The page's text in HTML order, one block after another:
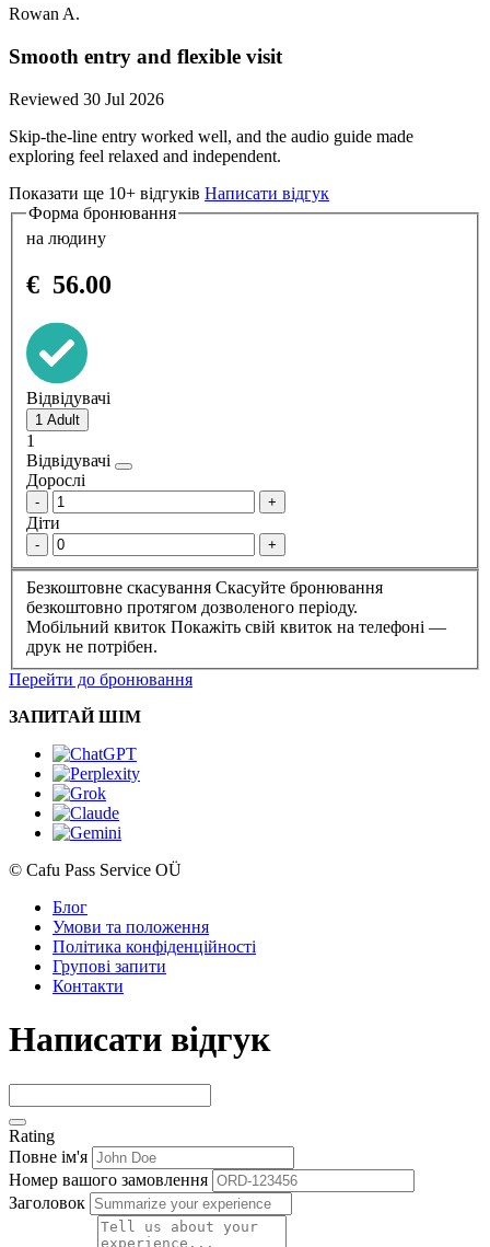
Rowan A.
Smooth entry and flexible visit
Reviewed 30 Jul 2026
Skip-the-line entry worked well, and the audio guide made
exploring feel relaxed and independent.
Показати ще 10+ відгуків Написати відгук
Форма бронювання
на людину
€ 56.00
Відвідувачі
1
Відвідувачі
Дорослі
- +
Діти
- +
Безкоштовне скасування Скасуйте бронювання
безкоштовно протягом дозволеного періоду.
Мобільний квиток Покажіть свій квиток на телефоні —
друк не потрібен.
Перейти до бронювання
ЗАПИТАЙ ШІМ
© Cafu Pass Service OÜ
Блог
Умови та положення
Політика конфіденційності
Групові запити
Контакти
Написати відгук
Rating
Повне ім'я
Номер вашого замовлення
Заголовок